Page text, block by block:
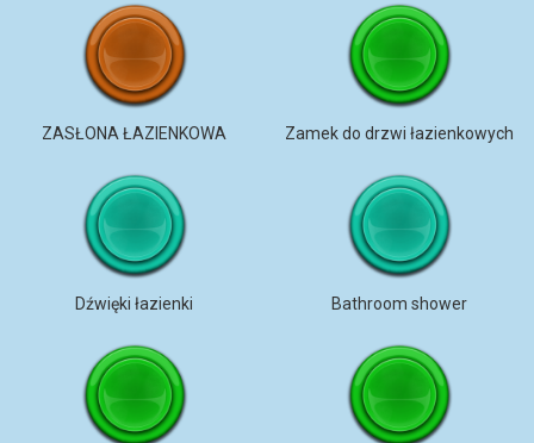
ZASŁONA ŁAZIENKOWA Zamek do drzwi łazienkowych
Dźwięki łazienki Bathroom shower